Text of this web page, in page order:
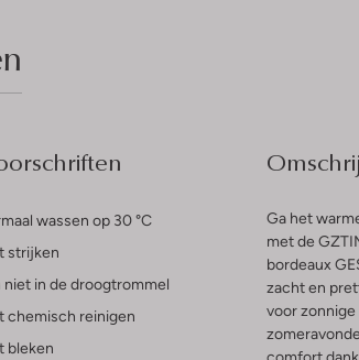
wassen op 30 °C
strijken
niet in de droogtrommel
chemisch reinigen
bleken
Ga het
met de
bordeaux
zacht en
voor